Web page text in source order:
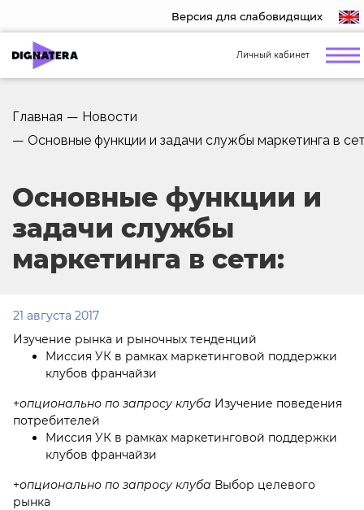
Версия для слабовидящих
Личный кабинет
Главная — Новости
— Основные функции и задачи службы маркетинга в
Основные функции и
задачи службы
маркетинга в сети:
21 августа 2017
Изучение рынка и рыночных тенденций
Миссия УК в рамках маркетинговой поддержки
клубов франчайзи
+опционально по запросу клуба Изучение поведения
потребителей
Миссия УК в рамках маркетинговой поддержки
клубов франчайзи
+опционально по запросу клуба Выбор целевого
рынка